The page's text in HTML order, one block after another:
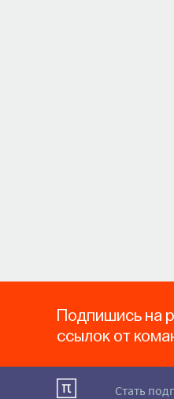
Подпишись на
ссылок от
Стать